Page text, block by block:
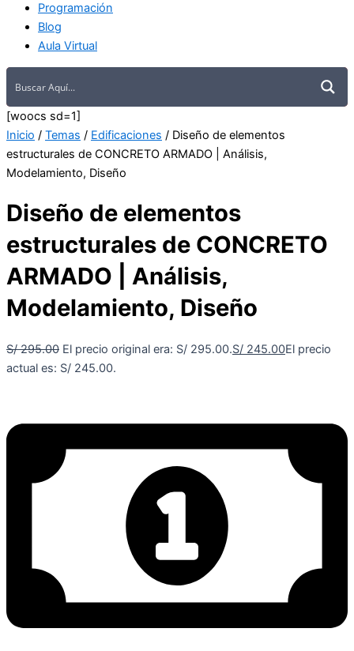
Programación
Blog
Aula Virtual
[woocs sd=1]
Inicio / Temas / Edificaciones / Diseño de elementos
estructurales de CONCRETO ARMADO | Análisis,
Modelamiento, Diseño
Diseño de elementos
estructurales de CONCRETO
ARMADO | Análisis,
Modelamiento, Diseño
S/295.00 El precio original era: S/ 295.00.S/ 245.00El precio
actual es: S/ 245.00.